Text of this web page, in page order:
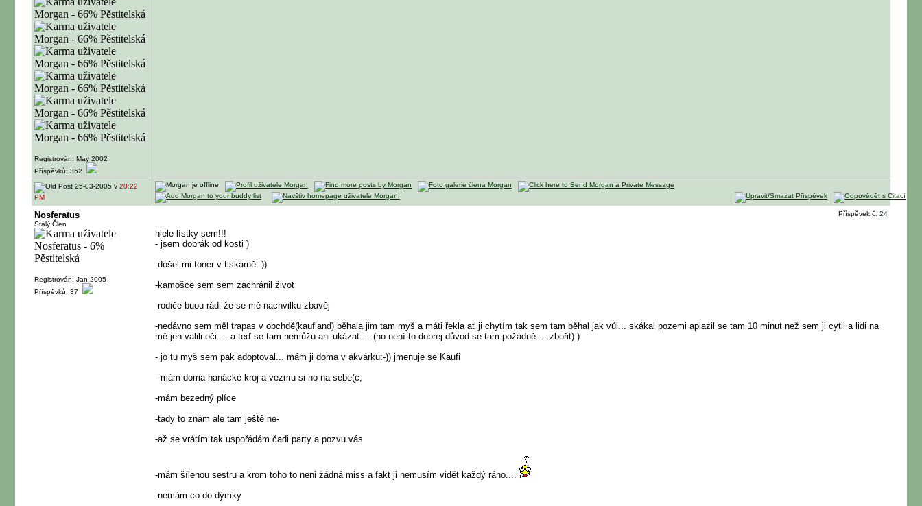
Registrován: May 2002
Příspěvků: 362
25-03-2005 v 20:22
PM
Nosferatus
Stálý Člen
Registrován: Jan 2005
Příspěvků: 37
Příspěvek č. 24
hlele lístky sem!!!
- jsem dobrák od kosti )
-došel mi toner v tiskárně:-))
-kamošce sem sem zachránil život
-rodiče buou rádi že se mě nachvilku zbavěj
-nedávno sem měl trapas v obchdě(kaufland) běhala jim tam myš a máti řekla ať ji chytím tak sem tam běhal jak vůl... skákal pozemi aplazil se tam 10 minut než sem ji cytil a lidi na
mě jen valili oči.... a teď se tam nemůžu ani ukázat.....(no není to dobrej důvod se tam požádně.....zbořit) )
- jo tu myš sem pak adoptoval... mám ji doma v akvárku:-)) jmenuje se Kaufi
- mám doma hanácké kroj a vezmu si ho na sebe(c;
-mám bezedný plíce
-tady to znám ale tam ještě ne-
-až se vrátím tak uspořádám čadi party a pozvu vás
-mám šílenou sestru a krom toho to neni žádná miss a fakt ji nemusím vidět každý ráno....
-nemám co do dýmky